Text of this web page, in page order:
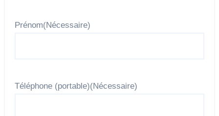
Prénom(Nécessaire)
Téléphone (portable)(Nécessaire)